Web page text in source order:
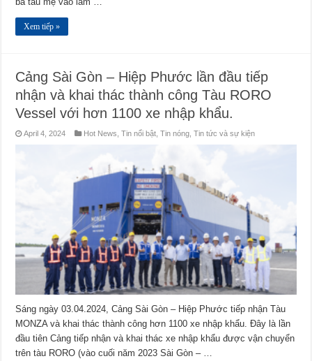
Xem tiếp »
Cảng Sài Gòn – Hiệp Phước lần đầu tiếp
nhận và khai thác thành công Tàu RORO
Vessel với hơn 1100 xe nhập khẩu.
April 4, 2024 Hot News ,Tin nổi bật ,Tin nóng ,Tin tức và sự kiện
Sáng ngày 03.04.2024, Cảng Sài Gòn – Hiệp Phước tiếp nhận Tàu
MONZA và khai thác thành công hơn 1100 xe nhập khẩu. Đây là lần
đầu tiên Cảng tiếp nhận và khai thác xe nhập khẩu được vận chuyển
trên tàu RORO (vào cuối năm 2023 Sài Gòn – …